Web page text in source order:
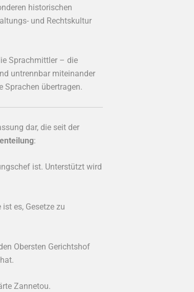
historischen
und Rechtskultur
Sprachmittler – die
untrennbar miteinander
Sprachen übertragen.
dar, die seit der
:
ist. Unterstützt wird
es, Gesetze zu
Obersten Gerichtshof
Zannetou.